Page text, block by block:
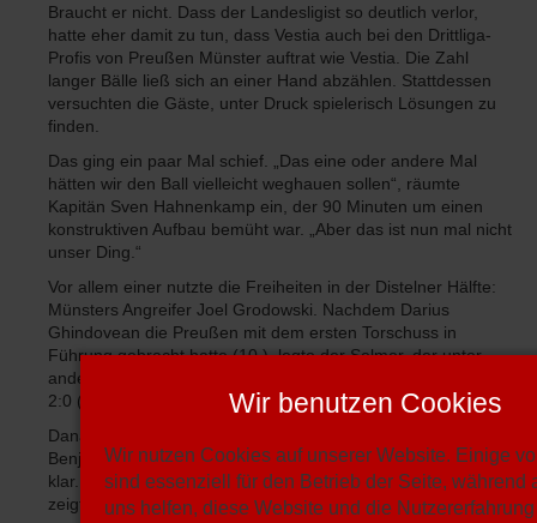
Braucht er nicht. Dass der Landesligist so deutlich verlor,
hatte eher damit zu tun, dass Vestia auch bei den Drittliga-
Profis von Preußen Münster auftrat wie Vestia. Die Zahl
langer Bälle ließ sich an einer Hand abzählen. Stattdessen
versuchten die Gäste, unter Druck spielerisch Lösungen zu
finden.
Das ging ein paar Mal schief. „Das eine oder andere Mal
hätten wir den Ball vielleicht weghauen sollen“, räumte
Kapitän Sven Hahnenkamp ein, der 90 Minuten um einen
konstruktiven Aufbau bemüht war. „Aber das ist nun mal nicht
unser Ding.“
Vor allem einer nutzte die Freiheiten in der Distelner Hälfte:
Münsters Angreifer Joel Grodowski. Nachdem Darius
Ghindovean die Preußen mit dem ersten Torschuss in
Führung gebracht hatte (10.), legte der Selmer, der unter
anderem in der U19 des VfB Waltrop ausgebildet wurde, das
2:0 (21.) und 3:0 (33.) nach.
Danach verlor Vestia für einige Minuten völlig die Linie –
Benjamins (36.) und Deters (44.) machten zur Pause alles
klar. Vestias Torhüter Jonas Weeke, der eine starke Leistung
zeigte, hatte nicht viel zu bestellen.
Wir benutzen Cookies
Wir nutzen Cookies auf unserer Website. Einige
sind essenziell für den Betrieb der Seite, während
uns helfen, diese Website und die